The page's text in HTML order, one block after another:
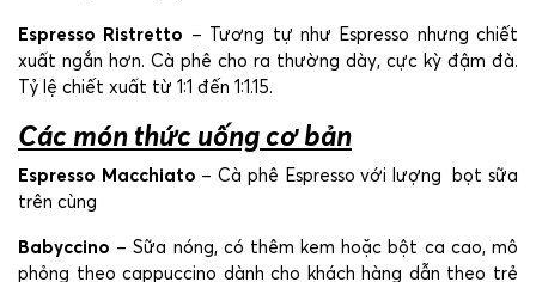
Espresso Ristretto – Tương tự như Espresso nhưng chiết
xuất ngắn hơn. Cà phê cho ra thường dày, cực kỳ đậm đà.
Tỷ lệ chiết xuất từ 1:1 đến 1:1.15.
Các món thức uống cơ bản
Espresso Macchiato – Cà phê Espresso với lượng bọt sữa
trên cùng
Babyccino – Sữa nóng, có thêm kem hoặc bột ca cao, mô
phỏng theo cappuccino dành cho khách hàng dẫn theo trẻ